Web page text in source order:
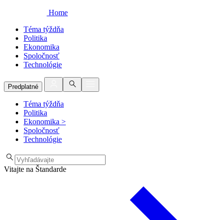
Home
Téma týždňa
Politika
Ekonomika
Spoločnosť
Technológie
Predplatné
Téma týždňa
Politika
Ekonomika >
Spoločnosť
Technológie
Vitajte na Štandarde